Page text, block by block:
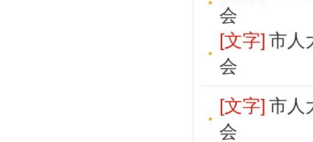
会
[文字] 市人
会
[文字] 市人
会